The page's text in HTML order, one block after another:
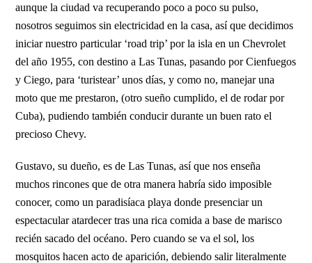
aunque la ciudad va recuperando poco a poco su pulso,
nosotros seguimos sin electricidad en la casa, así que decidimos
iniciar nuestro particular ‘road trip’ por la isla en un Chevrolet
del año 1955, con destino a Las Tunas, pasando por Cienfuegos
y Ciego, para ‘turistear’ unos días, y como no, manejar una
moto que me prestaron, (otro sueño cumplido, el de rodar por
Cuba), pudiendo también conducir durante un buen rato el
precioso Chevy.
Gustavo, su dueño, es de Las Tunas, así que nos enseña
muchos rincones que de otra manera habría sido imposible
conocer, como un paradisíaca playa donde presenciar un
espectacular atardecer tras una rica comida a base de marisco
recién sacado del océano. Pero cuando se va el sol, los
mosquitos hacen acto de aparición, debiendo salir literalmente